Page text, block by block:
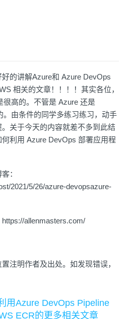
的讲解Azure和 Azure DevOps
相关的文章！！！！其实各位，
很高的。不管是 Azure 还是
。由条件的同学多练习练习，动手
关于今天的内容就差不多到此结
利用 Azure DevOps 部署应用程
：
2021/5/26/azure-devopsazure-
https://allenmasters.com/
注明作者及出处。如发现错误，
用Azure DevOps Pipeline
ECR的更多相关文章